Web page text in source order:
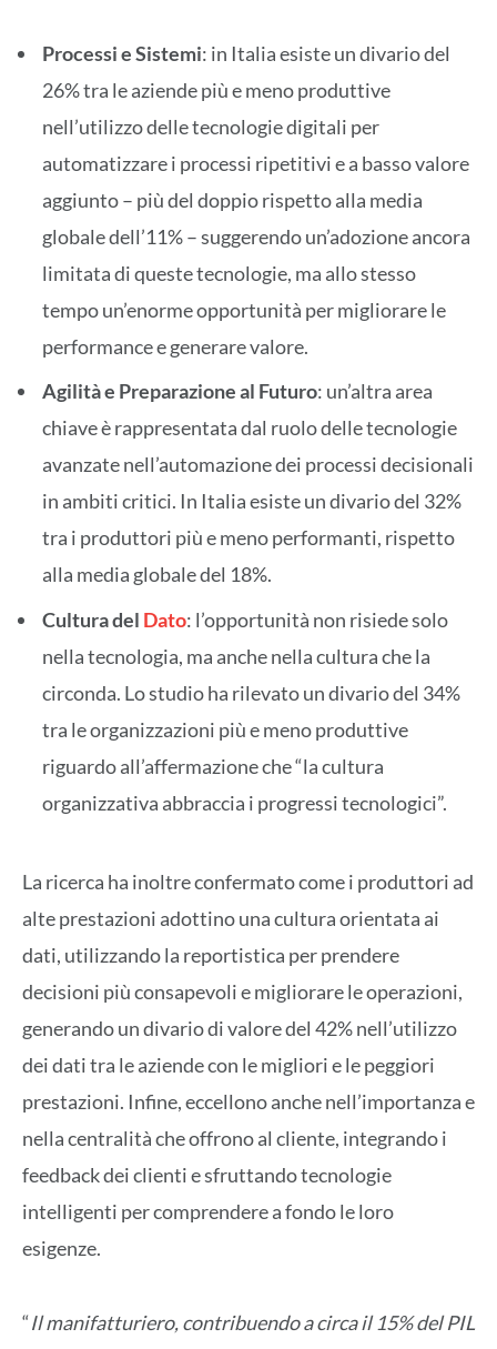
Processi e Sistemi: in Italia esiste un divario del
26% tra le aziende più e meno produttive
nell’utilizzo delle tecnologie digitali per
automatizzare i processi ripetitivi e a basso valore
aggiunto – più del doppio rispetto alla media
globale dell’11% – suggerendo un’adozione ancora
limitata di queste tecnologie, ma allo stesso
tempo un’enorme opportunità per migliorare le
performance e generare valore.
Agilità e Preparazione al Futuro: un’altra area
chiave è rappresentata dal ruolo delle tecnologie
avanzate nell’automazione dei processi decisionali
in ambiti critici. In Italia esiste un divario del 32%
tra i produttori più e meno performanti, rispetto
alla media globale del 18%.
Cultura del Dato: l’opportunità non risiede solo
nella tecnologia, ma anche nella cultura che la
circonda. Lo studio ha rilevato un divario del 34%
tra le organizzazioni più e meno produttive
riguardo all’affermazione che “la cultura
organizzativa abbraccia i progressi tecnologici”.
La ricerca ha inoltre confermato come i produttori ad
alte prestazioni adottino una cultura orientata ai
dati, utilizzando la reportistica per prendere
decisioni più consapevoli e migliorare le operazioni,
generando un divario di valore del 42% nell’utilizzo
dei dati tra le aziende con le migliori e le peggiori
prestazioni. Infine, eccellono anche nell’importanza e
nella centralità che offrono al cliente, integrando i
feedback dei clienti e sfruttando tecnologie
intelligenti per comprendere a fondo le loro
esigenze.
“Il manifatturiero, contribuendo a circa il 15% del PIL